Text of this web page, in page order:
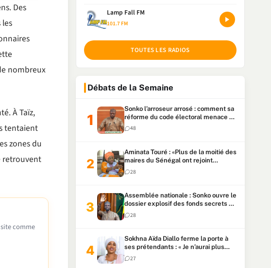
Des
nombreux
À Taïz,
tentaient
zones du
retrouvent
comme
Lamp Fall FM
101.7 FM
TOUTES LES RADIOS
Débats de la Semaine
Sonko l’arroseur arrosé : comment sa
réforme du code électoral menace sa
candidature
48
Aminata Touré : «Plus de la moitié des
maires du Sénégal ont rejoint
Kiiraay»
28
Assemblée nationale : Sonko ouvre le
dossier explosif des fonds secrets et
du patrimoine présidentiel
28
Sokhna Aïda Diallo ferme la porte à
ses prétendants : « Je n’aurai plus
jamais un autre mari »
27